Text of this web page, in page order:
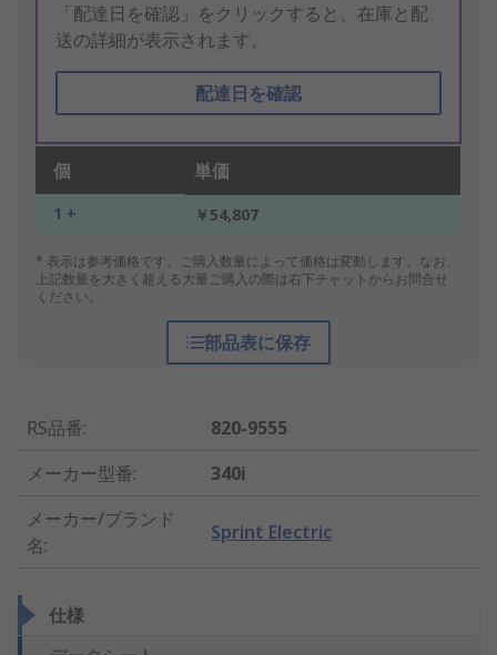
「配達日を確認」をクリックすると、在庫と配
送の詳細が表示されます。
配達日を確認
個 単価
1 + ￥54,807
* 表示は参考価格です。ご購入数量によって価格は変動します。なお、
上記数量を大きく超える大量ご購入の際は右下チャットからお問合せ
ください。
部品表に保存
RS品番:
820-9555
メーカー型番:
340i
メーカー/ブランド
名:
Sprint Electric
仕様